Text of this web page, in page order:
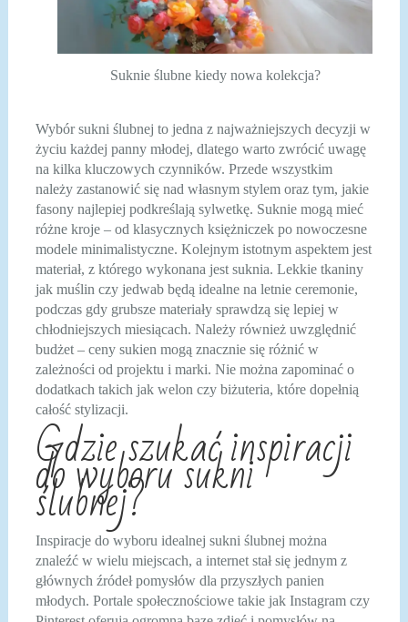
Suknie ślubne kiedy nowa kolekcja?
Wybór sukni ślubnej to jedna z najważniejszych decyzji w
życiu każdej panny młodej, dlatego warto zwrócić uwagę
na kilka kluczowych czynników. Przede wszystkim
należy zastanowić się nad własnym stylem oraz tym, jakie
fasony najlepiej podkreślają sylwetkę. Suknie mogą mieć
różne kroje – od klasycznych księżniczek po nowoczesne
modele minimalistyczne. Kolejnym istotnym aspektem jest
materiał, z którego wykonana jest suknia. Lekkie tkaniny
jak muślin czy jedwab będą idealne na letnie ceremonie,
podczas gdy grubsze materiały sprawdzą się lepiej w
chłodniejszych miesiącach. Należy również uwzględnić
budżet – ceny sukien mogą znacznie się różnić w
zależności od projektu i marki. Nie można zapominać o
dodatkach takich jak welon czy biżuteria, które dopełnią
całość stylizacji.
Gdzie szukać inspiracji
do wyboru sukni
ślubnej?
Inspiracje do wyboru idealnej sukni ślubnej można
znaleźć w wielu miejscach, a internet stał się jednym z
głównych źródeł pomysłów dla przyszłych panien
młodych. Portale społecznościowe takie jak Instagram czy